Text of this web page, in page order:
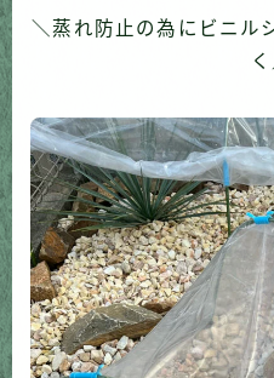
＼蒸れ防止の為にビニル